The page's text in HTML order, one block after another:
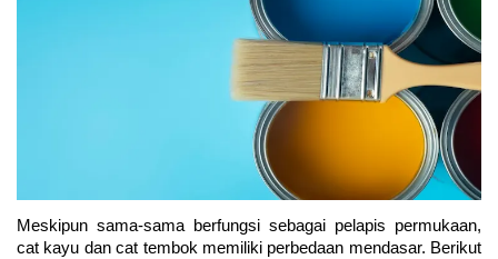
Meskipun sama-sama berfungsi sebagai pelapis permukaan,
cat kayu dan cat tembok memiliki perbedaan mendasar. Berikut